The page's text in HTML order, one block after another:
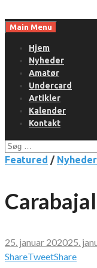
toMain Menu
Hjem
Nyheder
Amatør
Undercard
Artikler
Kalender
Kontakt
Søg
efter:
Featured / Nyheder
25. januar 202025.
ShareTweetShare